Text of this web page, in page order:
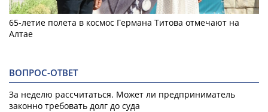
65-летие полета в космос Германа Титова отмечают на
Алтае
ВОПРОС-ОТВЕТ
За неделю рассчитаться. Может ли предприниматель
законно требовать долг до суда